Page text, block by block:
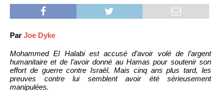
Par Joe Dyke
Mohammed El Halabi est accusé d’avoir volé de l’argent
humanitaire et de l’avoir donné au Hamas pour soutenir son
effort de guerre contre Israël. Mais cinq ans plus tard, les
preuves contre lui semblent avoir été sérieusement
manipulées.